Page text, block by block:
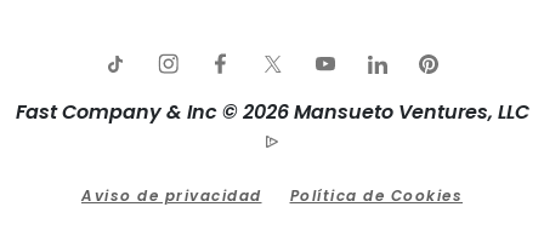
Fast Company & Inc © 2026 Mansueto Ventures, LLC
Aviso de privacidad Política de Cookies